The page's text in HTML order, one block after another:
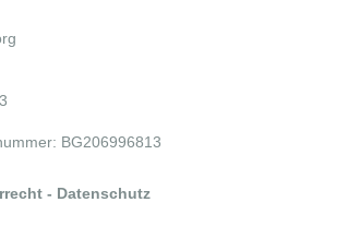
BG206996813
- Datenschutz